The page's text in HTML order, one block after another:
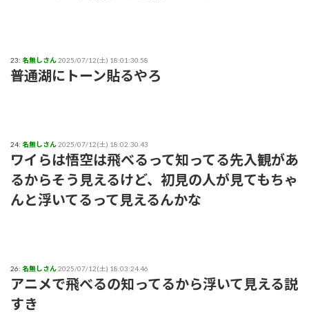
23: 名無しさん2025/07/12(土) 18:01:30.58
普通湖にトーン貼るやろ
24: 名無しさん2025/07/12(土) 18:02:30.43
ワイらは悟空は飛べるって知ってる先入観があ
るからそう見えるけど、初見の人が見てもちゃ
んと浮いてるって見えるんかな
26: 名無しさん2025/07/12(土) 18:03:24.46
アニメで飛べるの知ってるから浮いて見える説
すき